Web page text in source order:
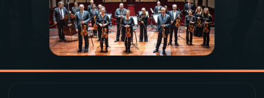
PODCASTS
VIDEOCASTS